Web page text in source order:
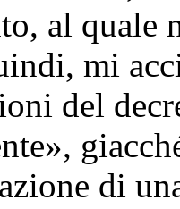
al
mi
del
di